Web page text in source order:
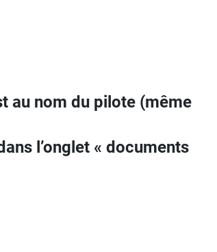
au nom du pilote (même
l’onglet « documents